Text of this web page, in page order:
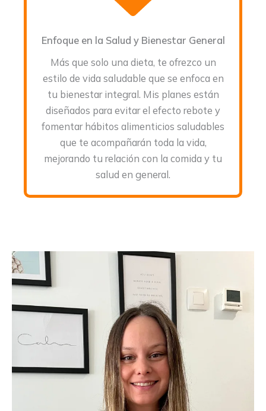
Enfoque en la Salud y Bienestar General
Más que solo una dieta, te ofrezco un
estilo de vida saludable que se enfoca en
tu bienestar integral. Mis planes están
diseñados para evitar el efecto rebote y
fomentar hábitos alimenticios saludables
que te acompañarán toda la vida,
mejorando tu relación con la comida y tu
salud en general.